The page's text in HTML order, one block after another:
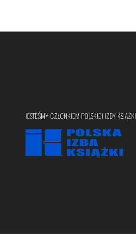
JESTEŚMY CZŁONKIEM POLSKIEJ IZBY KSIĄŻKI